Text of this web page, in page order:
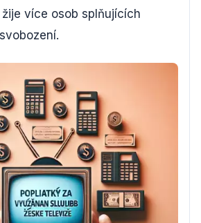
více osob splňujících